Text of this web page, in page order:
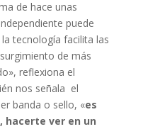
de hace unas
puede
tecnología facilita las
de más
reflexiona el
nos señala el
banda o sello, «es
hacerte ver en un